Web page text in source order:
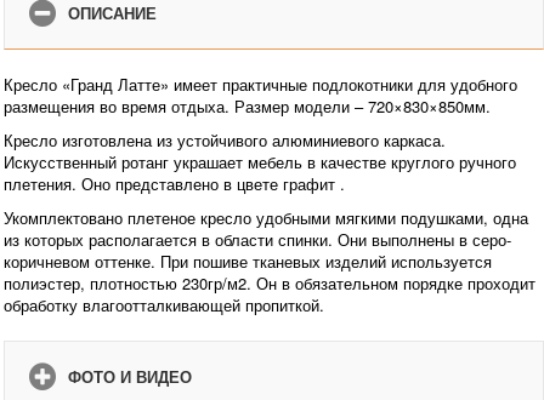
ОПИСАНИЕ
Кресло «Гранд Латте» имеет практичные подлокотники для удобного
размещения во время отдыха. Размер модели – 720×830×850мм.
Кресло изготовлена из устойчивого алюминиевого каркаса.
Искусственный ротанг украшает мебель в качестве круглого ручного
плетения. Оно представлено в цвете графит .
Укомплектовано плетеное кресло удобными мягкими подушками, одна
из которых располагается в области спинки. Они выполнены в серо-
коричневом оттенке. При пошиве тканевых изделий используется
полиэстер, плотностью 230гр/м2. Он в обязательном порядке проходит
обработку влагоотталкивающей пропиткой.
ФОТО И ВИДЕО